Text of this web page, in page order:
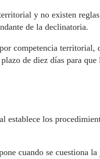
y no existen
de la declinatoria.
competencia territorial,
de diez días para que
establece los
cuando se cuestiona la